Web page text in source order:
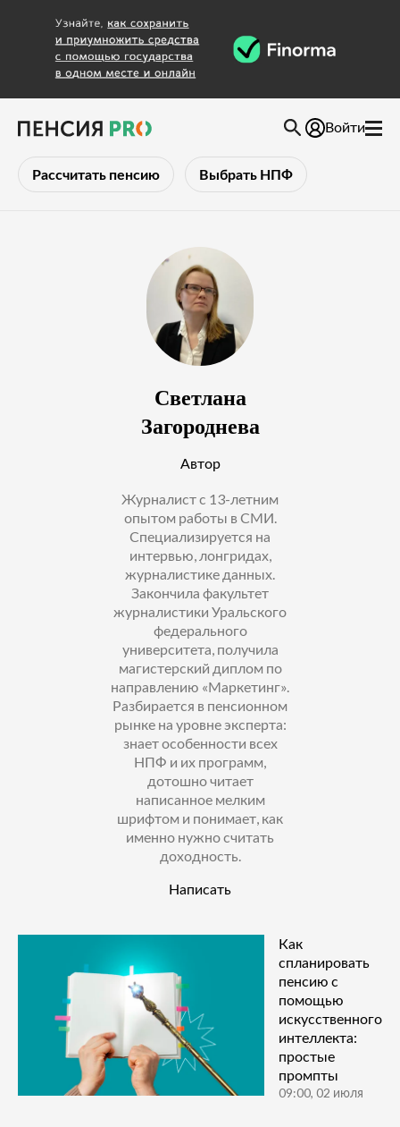
Рассчитать пенсию Выбрать НПФ
Войти
Светлана
Загороднева
Автор
Журналист с 13-летним
опытом работы в СМИ.
Специализируется на
интервью, лонгридах,
журналистике данных.
Закончила факультет
журналистики Уральского
федерального
университета, получила
магистерский диплом по
направлению «Маркетинг».
Разбирается в пенсионном
рынке на уровне эксперта:
знает особенности всех
НПФ и их программ,
дотошно читает
написанное мелким
шрифтом и понимает, как
именно нужно считать
доходность.
Написать
Как
спланировать
пенсию с
помощью
искусственного
интеллекта:
простые
промпты
09:00, 02 июля